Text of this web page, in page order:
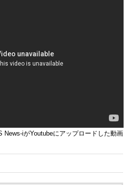
News-iがYoutubeにアップロードした動画